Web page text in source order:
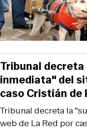
Tribunal decreta la
web de La Red por
Tribunal
inmediata" del
caso Cristián de